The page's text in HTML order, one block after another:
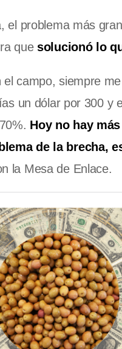
el problema más
que solucionó lo
el campo, siempre
un dólar por 300 y
Hoy no hay
de la brecha,
la Mesa de Enlace.